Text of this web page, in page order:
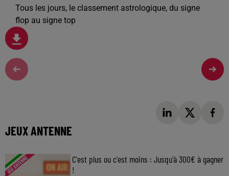
Tous les jours, le classement astrologique, du signe
flop au signe top
JEUX ANTENNE
C'est plus ou c'est moins : Jusqu'à 300€ à gagner
!